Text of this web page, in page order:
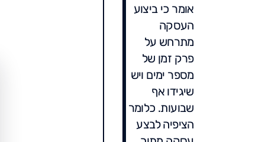
אומר כי ביצוע
העסקה
מתרחש על
פרק זמן של
מספר ימים ויש
שיגידו אף
שבועות. כלומר
הציפיה לבצע